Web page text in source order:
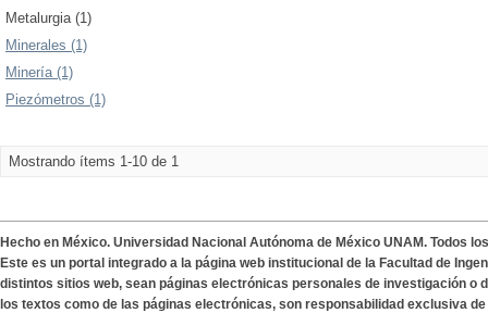
Metalurgia (1)
Minerales (1)
Minería (1)
Piezómetros (1)
Mostrando ítems 1-10 de 1
Hecho en México. Universidad Nacional Autónoma de México UNAM. Todos
Este es un portal integrado a la página web institucional de la Facultad de
distintos sitios web, sean páginas electrónicas personales de investigación o
los textos como de las páginas electrónicas, son responsabilidad exclusiva